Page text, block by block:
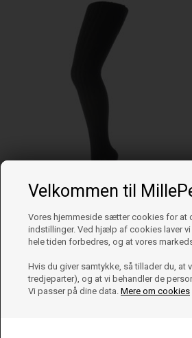
Velkommen til
Vores hjemmeside sætter cookies for at
indstillinger. Ved hjælp af cookies laver
hele tiden forbedres, og at vores
Hvis du giver samtykke, så tillader du,
tredjeparter), og at vi behandler de
Vi passer på dine data. Mere om cookies